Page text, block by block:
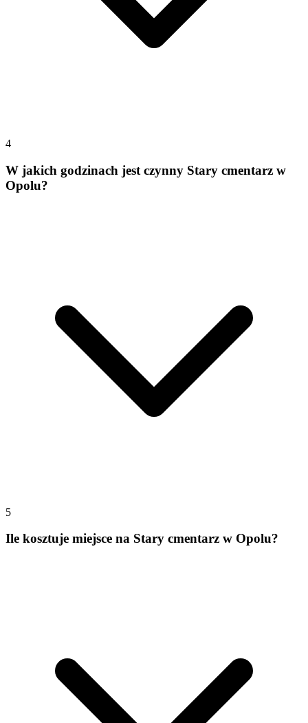
4
W jakich godzinach jest czynny Stary cmentarz w
Opolu?
5
Ile kosztuje miejsce na Stary cmentarz w Opolu?